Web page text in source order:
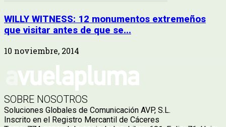
WILLY WITNESS: 12 monumentos extremeños
que visitar antes de que se...
10 noviembre, 2014
SOBRE NOSOTROS
Soluciones Globales de Comunicación AVP, S.L.
Inscrito en el Registro Mercantil de Cáceres